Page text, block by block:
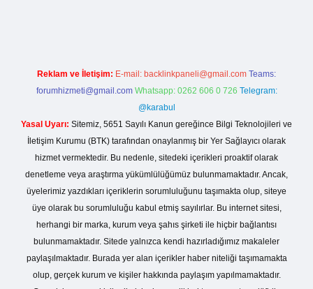
Reklam ve İletişim: E-mail: backlinkpaneli@gmail.com Teams:
forumhizmeti@gmail.com Whatsapp: 0262 606 0 726 Telegram:
@karabul
Yasal Uyarı: Sitemiz, 5651 Sayılı Kanun gereğince Bilgi Teknolojileri ve
İletişim Kurumu (BTK) tarafından onaylanmış bir Yer Sağlayıcı olarak
hizmet vermektedir. Bu nedenle, sitedeki içerikleri proaktif olarak
denetleme veya araştırma yükümlülüğümüz bulunmamaktadır. Ancak,
üyelerimiz yazdıkları içeriklerin sorumluluğunu taşımakta olup, siteye
üye olarak bu sorumluluğu kabul etmiş sayılırlar. Bu internet sitesi,
herhangi bir marka, kurum veya şahıs şirketi ile hiçbir bağlantısı
bulunmamaktadır. Sitede yalnızca kendi hazırladığımız makaleler
paylaşılmaktadır. Burada yer alan içerikler haber niteliği taşımamakta
olup, gerçek kurum ve kişiler hakkında paylaşım yapılmamaktadır.